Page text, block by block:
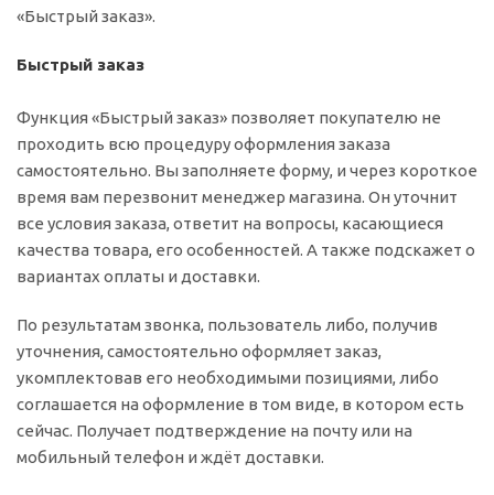
«Быстрый заказ».
Быстрый заказ
Функция «Быстрый заказ» позволяет покупателю не
проходить всю процедуру оформления заказа
самостоятельно. Вы заполняете форму, и через короткое
время вам перезвонит менеджер магазина. Он уточнит
все условия заказа, ответит на вопросы, касающиеся
качества товара, его особенностей. А также подскажет о
вариантах оплаты и доставки.
По результатам звонка, пользователь либо, получив
уточнения, самостоятельно оформляет заказ,
укомплектовав его необходимыми позициями, либо
соглашается на оформление в том виде, в котором есть
сейчас. Получает подтверждение на почту или на
мобильный телефон и ждёт доставки.